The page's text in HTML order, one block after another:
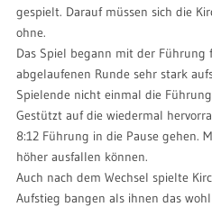
gespielt. Darauf müssen sich die
ohne.
Das Spiel begann mit der Führung
abgelaufenen Runde sehr stark
Spielende nicht einmal die
Gestützt auf die wiedermal
8:12 Führung in die Pause gehen.
höher ausfallen können.
Auch nach dem Wechsel spielte
Aufstieg bangen als ihnen das